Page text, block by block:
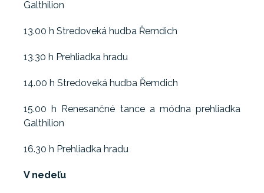
Galthilion
13.00 h Stredoveká hudba Řemdich
13.30 h Prehliadka hradu
14.00 h Stredoveká hudba Řemdich
15.00 h Renesančné tance a módna prehliadka
Galthilion
16.30 h Prehliadka hradu
V nedeľu